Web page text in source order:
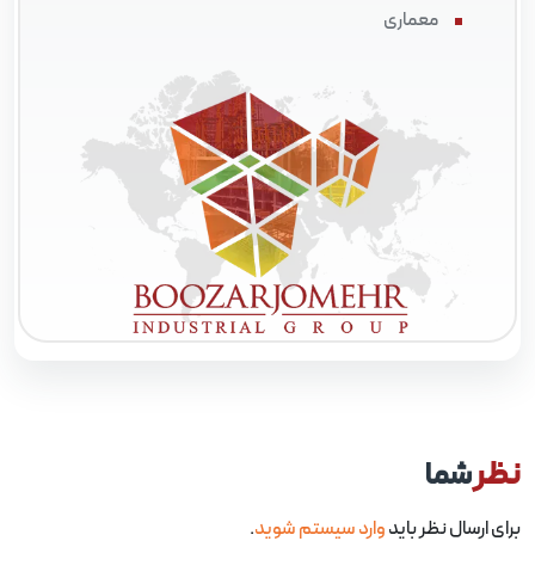
معماری
شما
ارسال نظر بایدوارد سیستم شوید.